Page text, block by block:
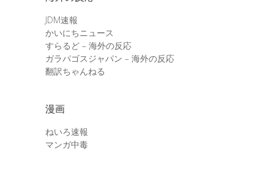
JDM速報
かいにちニュース
すらるど – 海外の反応
ガラパゴスジャパン – 海外の反応
翻訳ちゃんねる
漫画
ねいろ速報
マンガ中毒